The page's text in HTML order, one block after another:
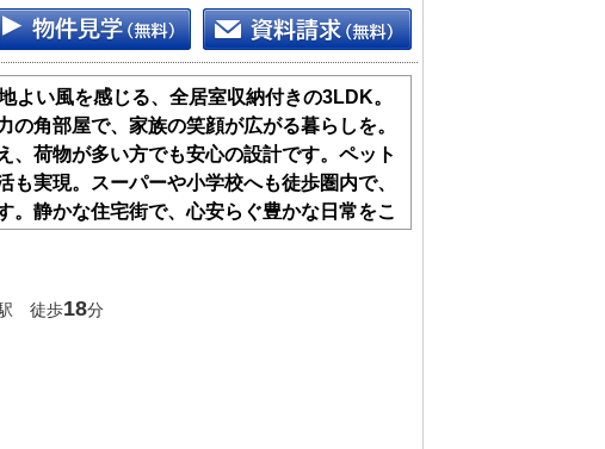
よい風を感じる、全居室収納付きの3LDK。
の角部屋で、家族の笑顔が広がる暮らしを。
、荷物が多い方でも安心の設計です。ペット
も実現。スーパーや小学校へも徒歩圏内で、
。静かな住宅街で、心安らぐ豊かな日常をこ
徒歩18分